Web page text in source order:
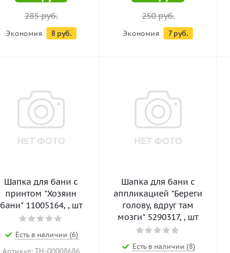
285руб.
Экономия 8руб.
250руб.
Экономия 7руб.
Шапка для бани с
принтом "Хозяин
бани" 11005164, , шт
Есть в наличии (6)
Артикул: ТН-00008686
Шапка для бани с
аппликацией "Береги
голову, вдруг там
мозги" 5290317, , шт
Есть в наличии (8)